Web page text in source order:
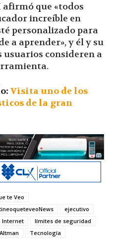
afirmó que «todos
increíble en
personalizado para
a aprender», y él y su
usuarios consideren a
Visita uno de los
de la gran
te Veo
ejecutivo
Internet
límites de seguridad
Tecnología